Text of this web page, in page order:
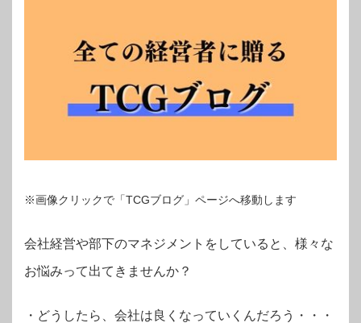
※画像クリックで「TCGブログ」ページへ移動します
会社経営や部下のマネジメントをしていると、様々な
お悩みって出てきませんか？
・ どうしたら、会社は良くなっていくんだろう・・・